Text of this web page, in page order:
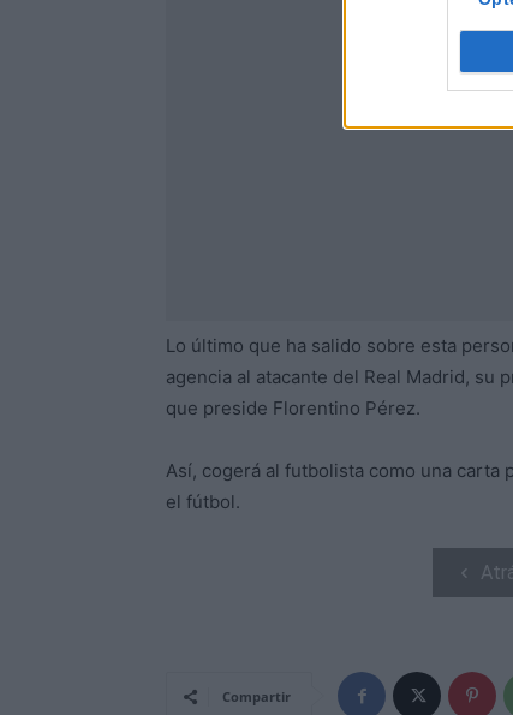
Lo último que ha salido sobre esta
agencia al atacante del Real Madrid, su
que preside Florentino Pérez.
Así, cogerá al futbolista como una carta
el fútbol.
Compartir